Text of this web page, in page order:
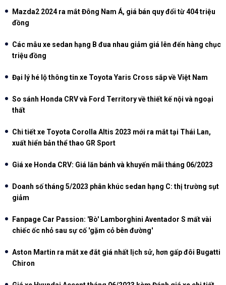
Mazda2 2024 ra mắt Đông Nam Á, giá bán quy đổi từ 404 triệu
đồng
Các mẫu xe sedan hạng B đua nhau giảm giá lên đến hàng chục
triệu đồng
Đại lý hé lộ thông tin xe Toyota Yaris Cross sắp về Việt Nam
So sánh Honda CRV và Ford Territory về thiết kế nội và ngoại
thất
Chi tiết xe Toyota Corolla Altis 2023 mới ra mắt tại Thái Lan,
xuất hiển bản thể thao GR Sport
Giá xe Honda CRV: Giá lăn bánh và khuyến mãi tháng 06/2023
Doanh số tháng 5/2023 phân khúc sedan hạng C: thị trường sụt
giảm
Fanpage Car Passion: 'Bò' Lamborghini Aventador S mất vài
chiếc ốc nhỏ sau sự cố 'gặm cỏ bên đường'
Aston Martin ra mắt xe đắt giá nhất lịch sử, hơn gấp đôi Bugatti
Chiron